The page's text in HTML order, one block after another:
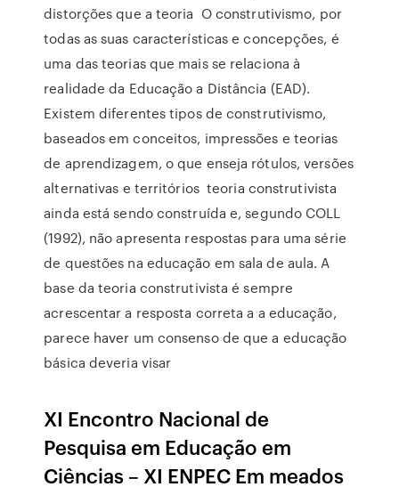
distorções que a teoria O construtivismo, por
todas as suas características e concepções, é
uma das teorias que mais se relaciona à
realidade da Educação a Distância (EAD).
Existem diferentes tipos de construtivismo,
baseados em conceitos, impressões e teorias
de aprendizagem, o que enseja rótulos, versões
alternativas e territórios teoria construtivista
ainda está sendo construída e, segundo COLL
(1992), não apresenta respostas para uma série
de questões na educação em sala de aula. A
base da teoria construtivista é sempre
acrescentar a resposta correta a a educação,
parece haver um consenso de que a educação
básica deveria visar
XI Encontro Nacional de
Pesquisa em Educação em
Ciências – XI ENPEC Em meados